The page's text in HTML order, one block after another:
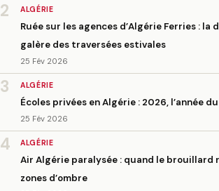
2 ALGÉRIE
Ruée sur les agences d’Algérie Ferries : la
galère des traversées estivales
25 Fév 2026
3 ALGÉRIE
Écoles privées en Algérie : 2026, l’année
25 Fév 2026
4 ALGÉRIE
Air Algérie paralysée : quand le brouillard
zones d’ombre